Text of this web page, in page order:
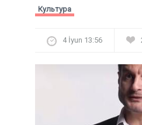
Культура
4 İyun 13:56